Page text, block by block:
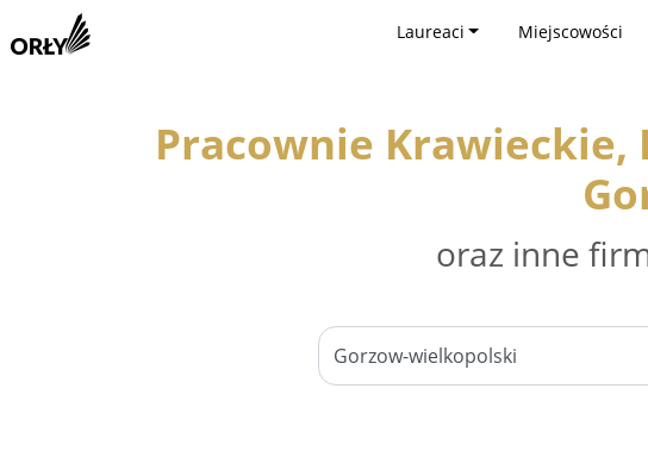
Laureaci Miejscowości
Pracownie Krawieckie,
oraz inne